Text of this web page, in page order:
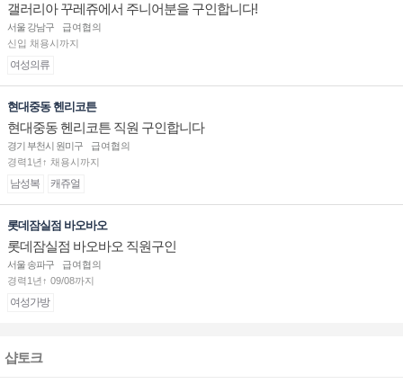
갤러리아 꾸레쥬에서 주니어분을 구인합니다!
서울 강남구
급여협의
신입 채용시까지
여성의류
현대중동 헨리코튼
현대중동 헨리코튼 직원 구인합니다
경기 부천시 원미구
급여협의
경력1년↑ 채용시까지
남성복 캐쥬얼
롯데잠실점 바오바오
롯데잠실점 바오바오 직원구인
서울 송파구
급여협의
경력1년↑ 09/08까지
여성가방
샵토크